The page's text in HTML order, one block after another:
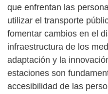
que enfrentan las
utilizar el transporte
fomentar cambios en el
infraestructura de los
adaptación y la
estaciones son
accesibilidad de las